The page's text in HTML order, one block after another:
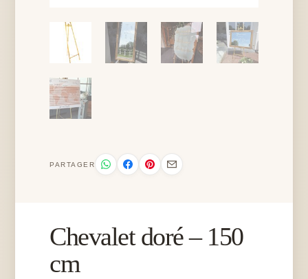
PARTAGER
Chevalet doré – 150
cm